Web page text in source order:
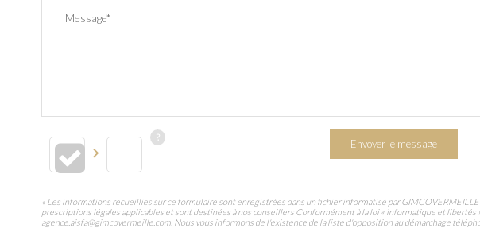
Message*
Envoyer le message
« Les informations recueillies sur ce formulaire sont enregistrées dans un fichier informatisé par
prescriptions légales applicables et sont destinées à nos conseillers Conformément à la loi « informatique et
agence.aisfa@gimcovermeille.com. Nous vous informons de l'existence de la liste d'opposition au démarchage